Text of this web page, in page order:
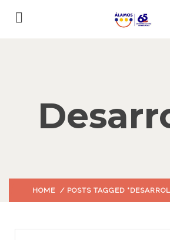
HOME / POSTS TAGGED